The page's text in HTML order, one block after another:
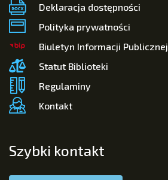
Deklaracja dostępności
Polityka prywatności
Biuletyn Informacji Publicznej
Statut Biblioteki
Regulaminy
Kontakt
Szybki kontakt